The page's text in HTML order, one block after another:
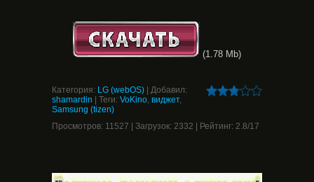
(1.78 Mb)
Категория: LG (webOS) Добавил:
shamardin
Теги: VoKino, виджет,
Samsung (tizen)
Просмотров: 11527 Загрузок: 2332 Рейтинг: 2.8/17